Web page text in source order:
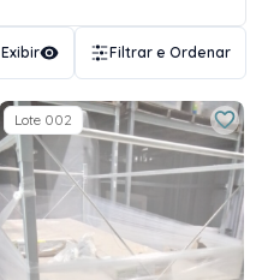
Exibir Filtrar e Ordenar
Lote 002